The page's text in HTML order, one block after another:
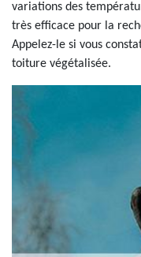
variations des
très efficace pour la
Appelez-le si vous
toiture végétalisée.